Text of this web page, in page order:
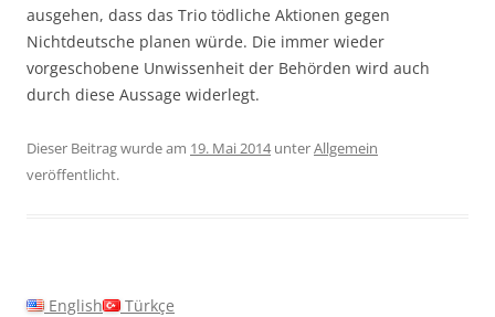
ausgehen, dass das Trio tödliche Aktionen gegen
Nichtdeutsche planen würde. Die immer wieder
vorgeschobene Unwissenheit der Behörden wird auch
durch diese Aussage widerlegt.
Dieser Beitrag wurde am 19. Mai 2014unterAllgemein
veröffentlicht.
English Türkçe